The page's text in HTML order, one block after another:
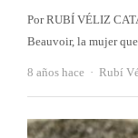
Por RUBÍ VÉLIZ
Beauvoir, la mujer
8 años hace Autor
Rubí